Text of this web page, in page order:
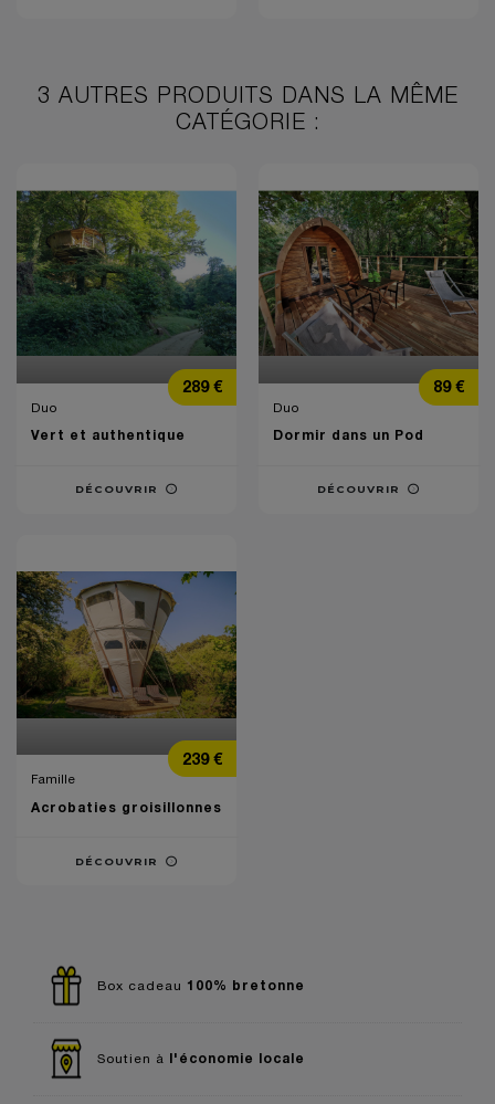
3 AUTRES PRODUITS DANS LA MÊME
CATÉGORIE :
Prix289 €
Duo
Vert et authentique
DÉCOUVRIR
Prix89 €
Duo
Dormir dans un Pod
DÉCOUVRIR
Prix239 €
Famille
Acrobaties groisillonnes
DÉCOUVRIR
Box cadeau 100% bretonne
Soutien à l'économie locale